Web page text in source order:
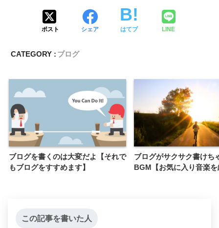
ポスト シェア はてブ LINE
CATEGORY : ブログ
ブログを書くのは大変だよ【それで
もブログをすすめます】
ブログがサクサク書けち
BGM【お気に入り音楽
この記事を書いた人